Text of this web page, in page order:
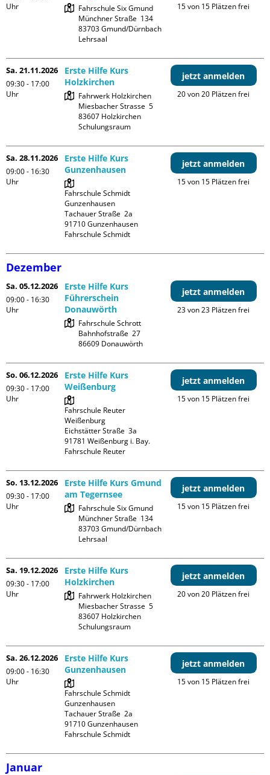
Uhr
Fahrschule Six Gmund
Münchner Straße  134
83703 Gmund/Dürnbach
Lehrsaal
15 von 15 Plätzen frei
Sa. 21.11.2026
09:30 - 17:00
Uhr
Erste Hilfe Kurs
Holzkirchen
Fahrwerk Holzkirchen
Miesbacher Strasse  5
83607 Holzkirchen
Schulungsraum
jetzt anmelden
20 von 20 Plätzen frei
Sa. 28.11.2026
09:00 - 16:30
Uhr
Erste Hilfe Kurs
Gunzenhausen
Fahrschule Schmidt
Gunzenhausen
Tachauer Straße  2a
91710 Gunzenhausen
Fahrschule Schmidt
jetzt anmelden
15 von 15 Plätzen frei
Dezember
Sa. 05.12.2026
09:00 - 16:30
Uhr
Erste Hilfe Kurs
Führerschein
Donauwörth
Fahrschule Schrott
Bahnhofstraße  27
jetzt anmelden
23 von 23 Plätzen frei
So. 06.12.2026
09:30 - 17:00
Uhr
Erste Hilfe Kurs
Weißenburg
Fahrschule Reuter
Weißenburg
Eichstätter Straße  3a
91781 Weißenburg i. Bay.
Fahrschule Reuter
jetzt anmelden
15 von 15 Plätzen frei
So. 13.12.2026
09:30 - 17:00
Uhr
Erste Hilfe Kurs Gmund
am Tegernsee
Fahrschule Six Gmund
Münchner Straße  134
83703 Gmund/Dürnbach
Lehrsaal
jetzt anmelden
15 von 15 Plätzen frei
Sa. 19.12.2026
09:30 - 17:00
Uhr
Erste Hilfe Kurs
Holzkirchen
Fahrwerk Holzkirchen
Miesbacher Strasse  5
83607 Holzkirchen
Schulungsraum
jetzt anmelden
20 von 20 Plätzen frei
Sa. 26.12.2026
09:00 - 16:30
Uhr
Erste Hilfe Kurs
Gunzenhausen
Fahrschule Schmidt
Gunzenhausen
Tachauer Straße  2a
91710 Gunzenhausen
Fahrschule Schmidt
jetzt anmelden
15 von 15 Plätzen frei
Januar